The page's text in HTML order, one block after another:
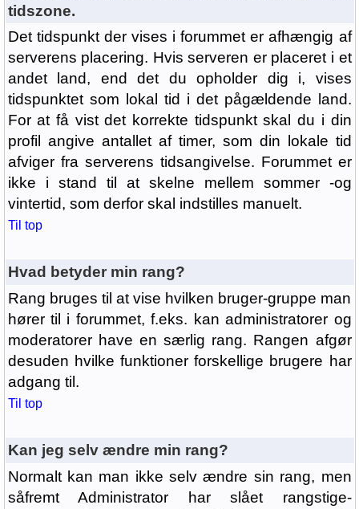
tidszone.
Det tidspunkt der vises i forummet er afhængig af
serverens placering. Hvis serveren er placeret i et
andet land, end det du opholder dig i, vises
tidspunktet som lokal tid i det pågældende land.
For at få vist det korrekte tidspunkt skal du i din
profil angive antallet af timer, som din lokale tid
afviger fra serverens tidsangivelse. Forummet er
ikke i stand til at skelne mellem sommer -og
vintertid, som derfor skal indstilles manuelt.
Til top
Hvad betyder min rang?
Rang bruges til at vise hvilken bruger-gruppe man
hører til i forummet, f.eks. kan administratorer og
moderatorer have en særlig rang. Rangen afgør
desuden hvilke funktioner forskellige brugere har
adgang til.
Til top
Kan jeg selv ændre min rang?
Normalt kan man ikke selv ændre sin rang, men
såfremt Administrator har slået rangstige-